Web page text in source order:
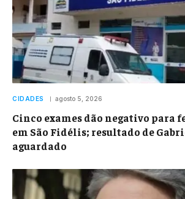
CIDADES agosto 5, 2026
Cinco exames dão negativo para
em São Fidélis; resultado de
aguardado